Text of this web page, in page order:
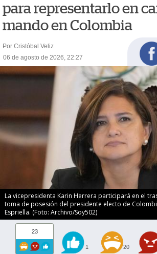
para representarlo en
mando en Colombia
Por Cristóbal Veliz
06 de agosto de 2026, 22:27
La vicepresidenta Karin Herrera participará en el
toma de posesión del presidente electo de
Espriella. (Foto: Archivo/Soy502)
23
1 20